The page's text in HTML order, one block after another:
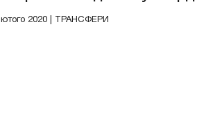
склад
2020 | ТРАНСФЕРИ